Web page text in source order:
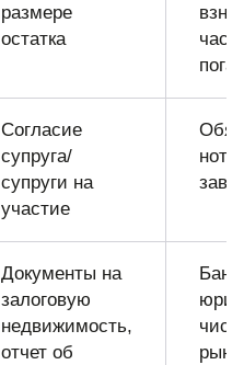
размере
остатка
Согласие
супруга/
супруги на
участие
Документы на
залоговую
недвижимость,
отчет об
Банк